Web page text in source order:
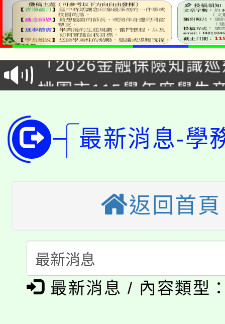
公告本校115學年度第
代理(課)教師甄選結果(
「2026金融保險知識
車」活動
桃園市115學年度學生
代理(課)教師甄選結果(
公告本校115學年度第
代理(課)教師甄選結果(
轉知中國文化大學推廣
《TA101》溝通分析基
程，歡迎學生輔導中心
心理、諮商輔導、社會
系所師生報名參加。
轉知苗栗縣政府辦理
縣市「校園短影音徵
門員」簡章及活動海報
踴躍報名參加。
桃園市115學年度學生
要點
「桃園市補助參觀特色
展演活動實施計畫」
115年度「教育部表揚
義教育推展貢獻獎」
公告本校115學年度第
最新消息-學
返回首頁
最新消息 / 內容類型